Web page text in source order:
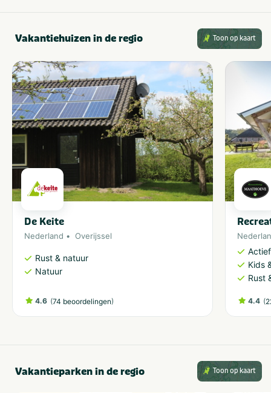
Vakantiehuizen in de regio Toon op kaart
De Keite
Nederland Overijssel
Rust & natuur
Natuur
4.6 (74 beoordelingen)
Kids
Rust
4.4 (
Vakantieparken in de regio Toon op kaart